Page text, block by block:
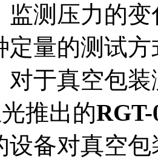
监测压力的
定量的测试
对于真空包
推出的
设备对真空